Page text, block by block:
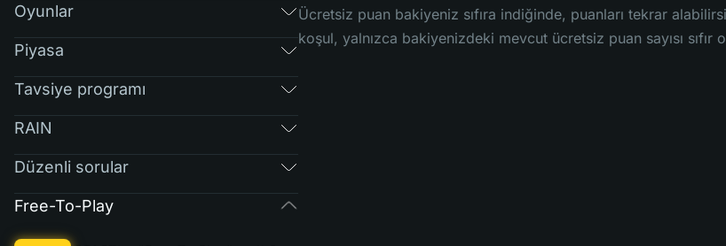
Oyunlar
Piyasa
Tavsiye programı
RAIN
Düzenli sorular
Free-To-Play
Ücretsiz puan bakiyeniz sıfıra indiğinde, puanları tekrar
koşul, yalnızca bakiyenizdeki mevcut ücretsiz puan sayısı